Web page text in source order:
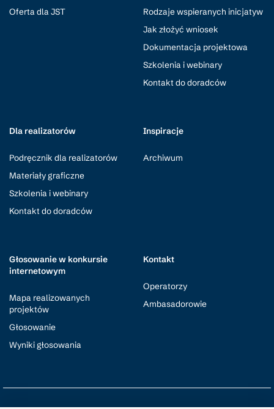
Oferta dla JST
Rodzaje wspieranych inicjatyw
Jak złożyć wniosek
Dokumentacja projektowa
Szkolenia i webinary
Kontakt do doradców
Dla realizatorów
Podręcznik dla realizatorów
Materiały graficzne
Szkolenia i webinary
Kontakt do doradców
Inspiracje
Archiwum
Głosowanie w konkursie
internetowym
Mapa realizowanych
projektów
Głosowanie
Wyniki głosowania
Kontakt
Operatorzy
Ambasadorowie